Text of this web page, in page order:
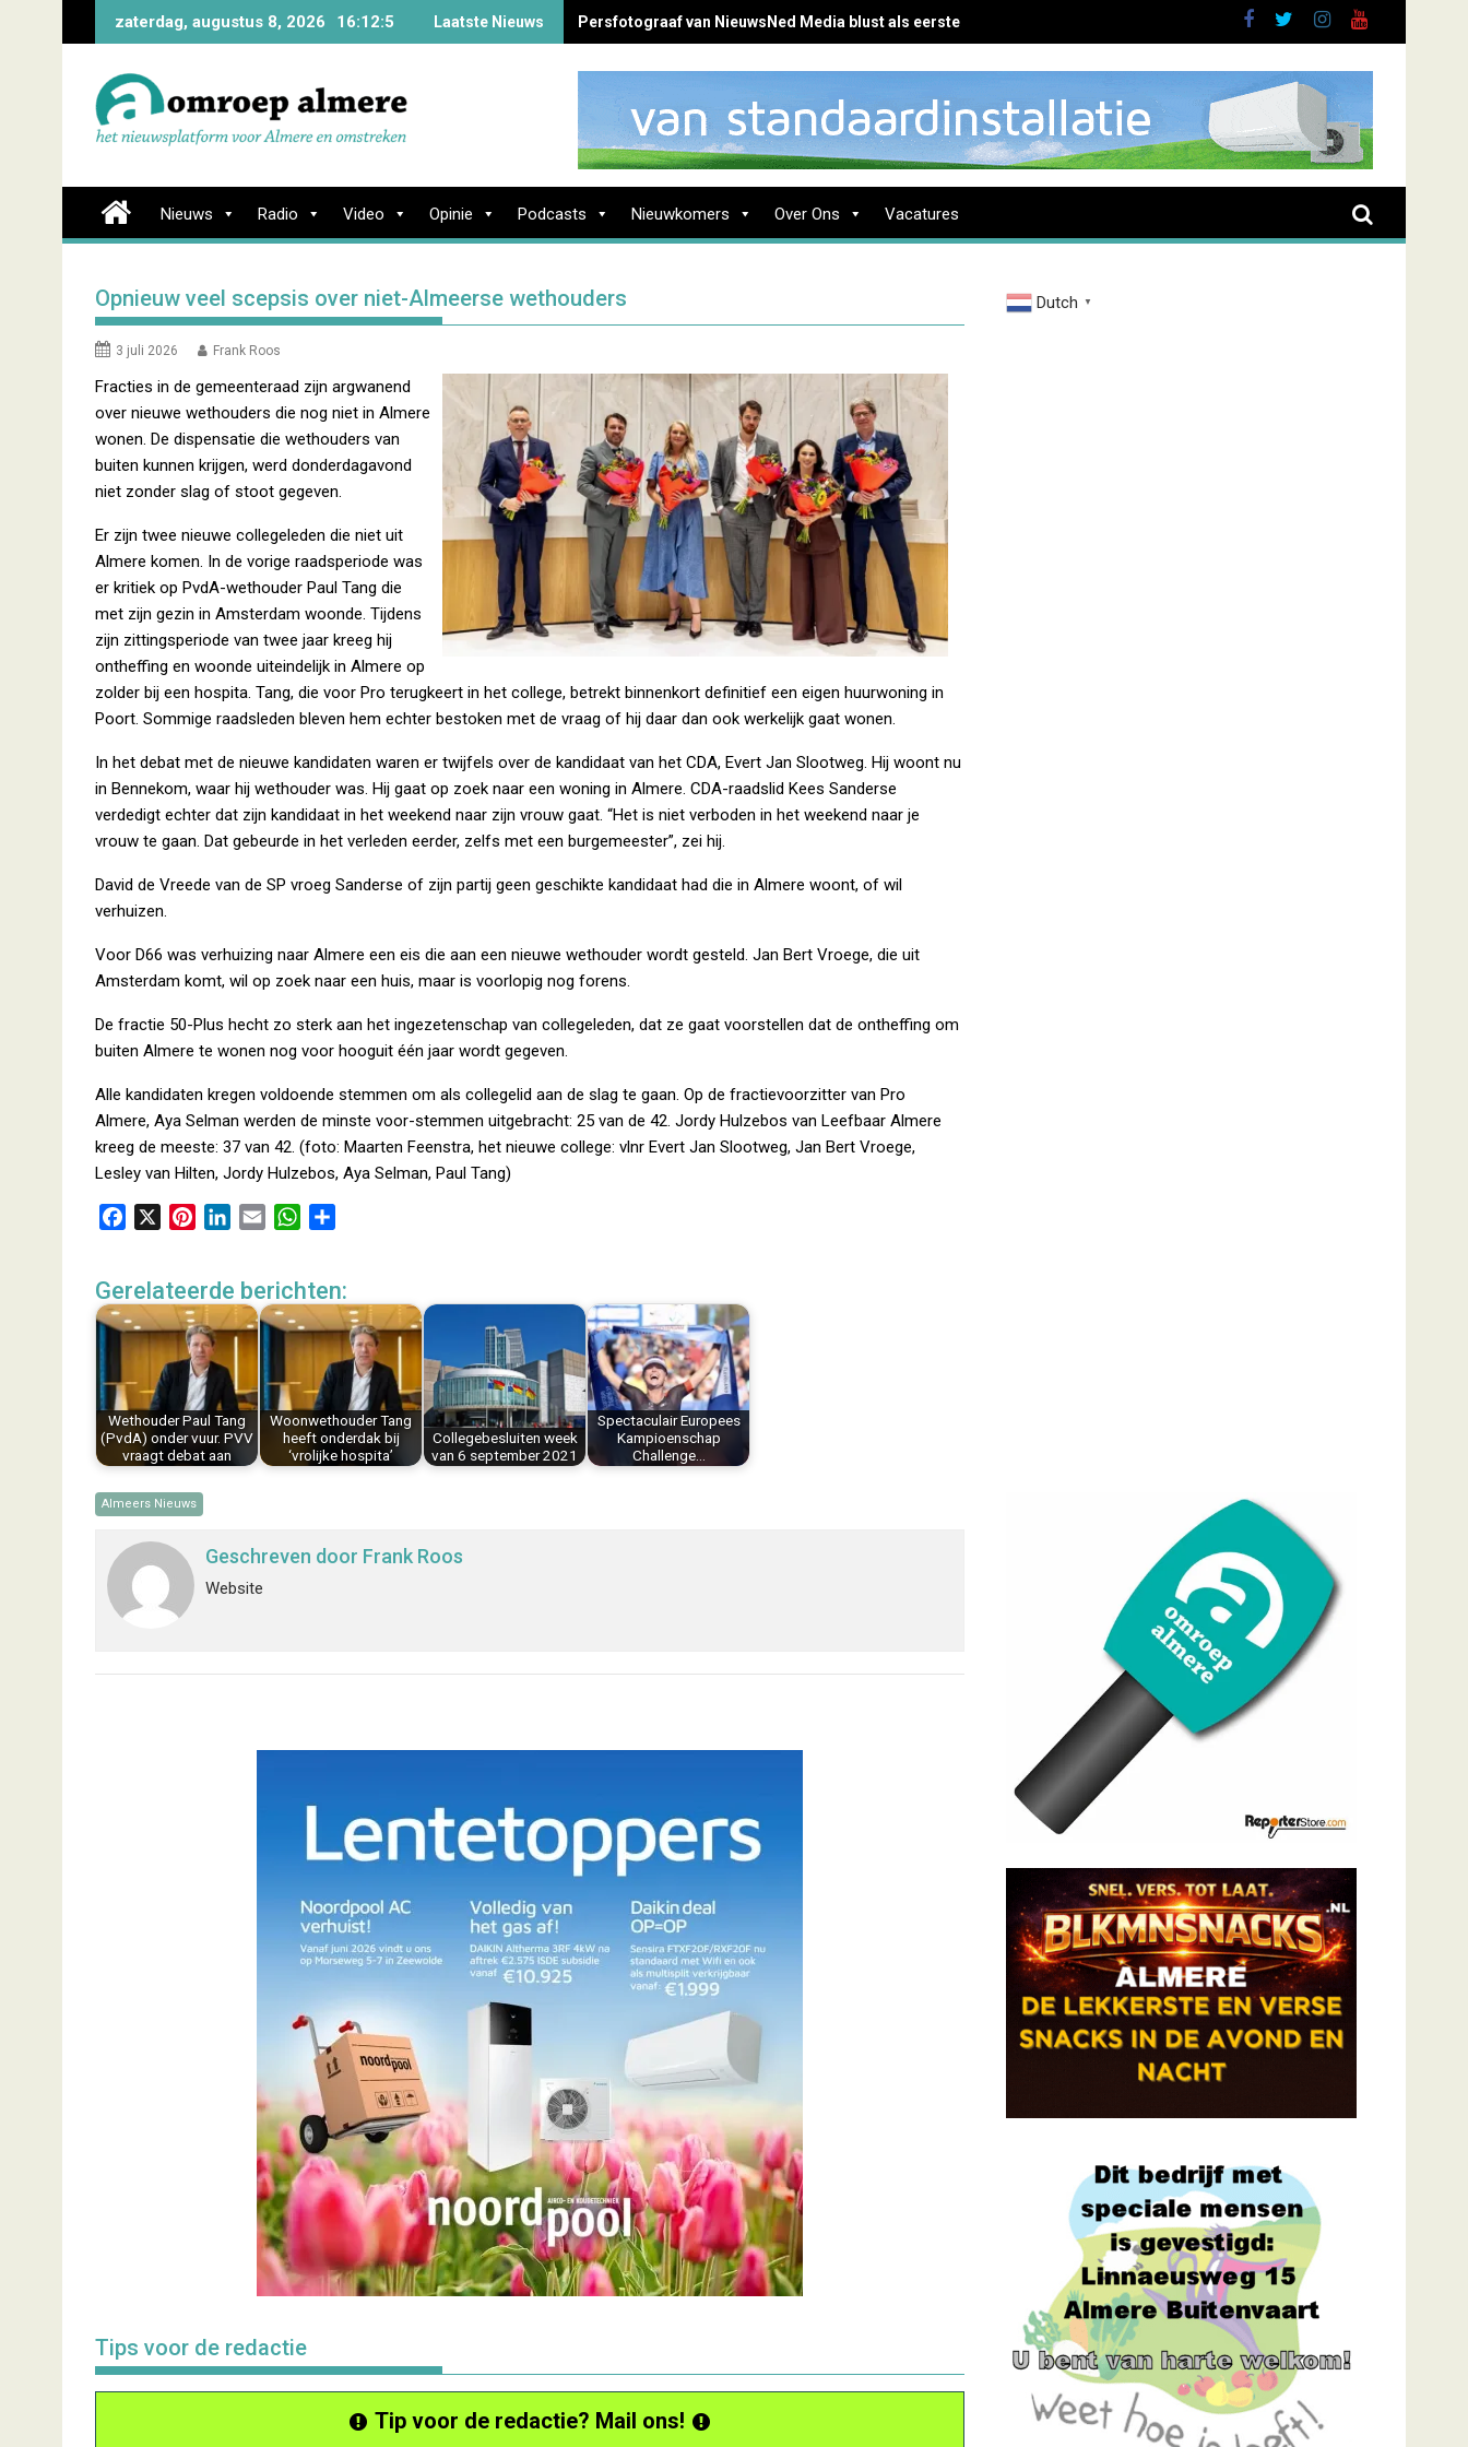
zaterdag, augustus 8, 2026 16:12:5 Laatste Nieuws Persfotograaf van NieuwsNed Media blust als eerste brand Zenderstraat
Nieuws Radio Video Opinie Podcasts Nieuwkomers Over Ons Vacatures
Opnieuw veel scepsis over niet-Almeerse wethouders
3 juli 2026 Frank Roos
Fracties in de gemeenteraad zijn argwanend
over nieuwe wethouders die nog niet in Almere
wonen. De dispensatie die wethouders van
buiten kunnen krijgen, werd donderdagavond
niet zonder slag of stoot gegeven.
Er zijn twee nieuwe collegeleden die niet uit
Almere komen. In de vorige raadsperiode was
er kritiek op PvdA-wethouder Paul Tang die
met zijn gezin in Amsterdam woonde. Tijdens
zijn zittingsperiode van twee jaar kreeg hij
ontheffing en woonde uiteindelijk in Almere op
zolder bij een hospita. Tang, die voor Pro terugkeert in het college, betrekt binnenkort definitief een eigen huurwoning in
Poort. Sommige raadsleden bleven hem echter bestoken met de vraag of hij daar dan ook werkelijk gaat wonen.
In het debat met de nieuwe kandidaten waren er twijfels over de kandidaat van het CDA, Evert Jan Slootweg. Hij woont nu
in Bennekom, waar hij wethouder was. Hij gaat op zoek naar een woning in Almere. CDA-raadslid Kees Sanderse
verdedigt echter dat zijn kandidaat in het weekend naar zijn vrouw gaat. “Het is niet verboden in het weekend naar je
vrouw te gaan. Dat gebeurde in het verleden eerder, zelfs met een burgemeester”, zei hij.
David de Vreede van de SP vroeg Sanderse of zijn partij geen geschikte kandidaat had die in Almere woont, of wil
verhuizen.
Voor D66 was verhuizing naar Almere een eis die aan een nieuwe wethouder wordt gesteld. Jan Bert Vroege, die uit
Amsterdam komt, wil op zoek naar een huis, maar is voorlopig nog forens.
De fractie 50-Plus hecht zo sterk aan het ingezetenschap van collegeleden, dat ze gaat voorstellen dat de ontheffing om
buiten Almere te wonen nog voor hooguit één jaar wordt gegeven.
Alle kandidaten kregen voldoende stemmen om als collegelid aan de slag te gaan. Op de fractievoorzitter van Pro
Almere, Aya Selman werden de minste voor-stemmen uitgebracht: 25 van de 42. Jordy Hulzebos van Leefbaar Almere
kreeg de meeste: 37 van 42. (foto: Maarten Feenstra, het nieuwe college: vlnr Evert Jan Slootweg, Jan Bert Vroege,
Lesley van Hilten, Jordy Hulzebos, Aya Selman, Paul Tang)
e
b
o
k
t
e
r
e
s
t
k
e
d
I
n
i
l
W
t
s
A
p
e
n
Gerelateerde berichten:
Wethouder Paul Tang
(PvdA) onder vuur. PVV
vraagt debat aan
Woonwethouder Tang
heeft onderdak bij
‘vrolijke hospita’
Collegebesluiten week
van 6 september 2021
Spectaculair Europees
Kampioenschap
Challenge…
Almeers Nieuws
Geschreven door Frank Roos
Website
Tips voor de redactie
Tip voor de redactie? Mail ons!
Dutch ▼